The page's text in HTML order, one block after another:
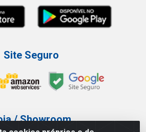
Site Seguro
/ Showroom